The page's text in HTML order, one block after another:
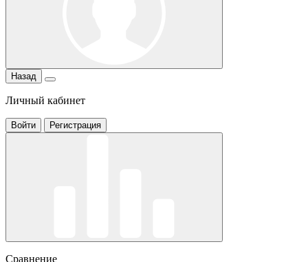
Назад
Личный кабинет
Войти Регистрация
Сравнение